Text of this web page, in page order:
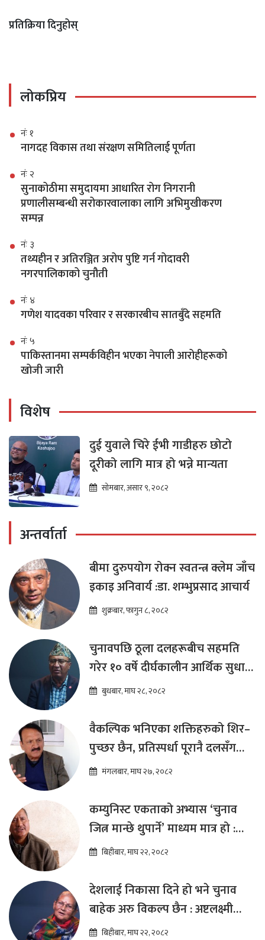
प्रतिक्रिया दिनुहोस्
लोकप्रिय
नंः १
नागदह विकास तथा संरक्षण समितिलाई पूर्णता
नंः २
सुनाकोठीमा समुदायमा आधारित रोग निगरानी
प्रणालीसम्बन्धी सरोकारवालाका लागि अभिमुखीकरण
सम्पन्न
नंः ३
तथ्यहीन र अतिरञ्जित अरोप पुष्टि गर्न गोदावरी
नगरपालिकाको चुनौती
नंः ४
गणेश यादवका परिवार र सरकारबीच सातबुँदे सहमति
नंः ५
पाकिस्तानमा सम्पर्कविहीन भएका नेपाली आरोहीहरूको
खोजी जारी
विशेष
दुई युवाले चिरे ईभी गाडीहरु छोटो
दूरीको लागि मात्र हो भन्ने मान्यता
सोमबार, असार ९, २०८२
अन्तर्वार्ता
बीमा दुरुपयोग रोक्न स्वतन्त्र क्लेम जाँच
इकाइ अनिवार्य :डा. शम्भुप्रसाद आचार्य
शुक्रबार, फागुन ८, २०८२
चुनावपछि ठूला दलहरूबीच सहमति
गरेर १० वर्षे दीर्घकालीन आर्थिक सुधार
कार्यक्रम ल्याउनुपर्छ : हेमराज ढकाल
बुधबार, माघ २८, २०८२
वैकल्पिक भनिएका शक्तिहरुको शिर–
पुच्छर छैन, प्रतिस्पर्धा पूरानै दलसँग
हुन्छ : डा.प्रकाश शरण महत
मंगलबार, माघ २७, २०८२
कम्युनिस्ट एकताको अभ्यास ‘चुनाव
जित्न मान्छे थुपार्ने’ माध्यम मात्र हो :
विप्लव
बिहीबार, माघ २२, २०८२
देशलाई निकासा दिने हो भने चुनाव
बाहेक अरु विकल्प छैन : अष्टलक्ष्मी
शाक्यबिहीबार, माघ २२, २०८२